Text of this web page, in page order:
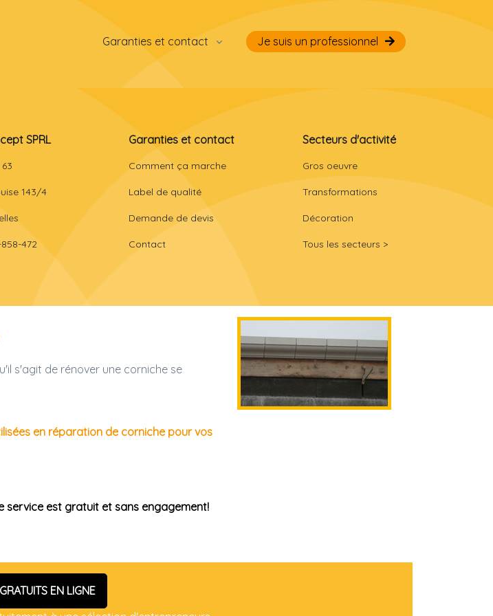
Garanties et contact Je suis un professionnel
SPRL
143/4
472
Garanties et contact
Comment ça marche
Label de qualité
Demande de devis
Contact
Secteurs d'activité
Gros oeuvre
Transformations
Décoration
Tous les secteurs >
s'agit de rénover une corniche se
en réparation de corniche pour vos
service est gratuit et sans engagement!
EN LIGNE